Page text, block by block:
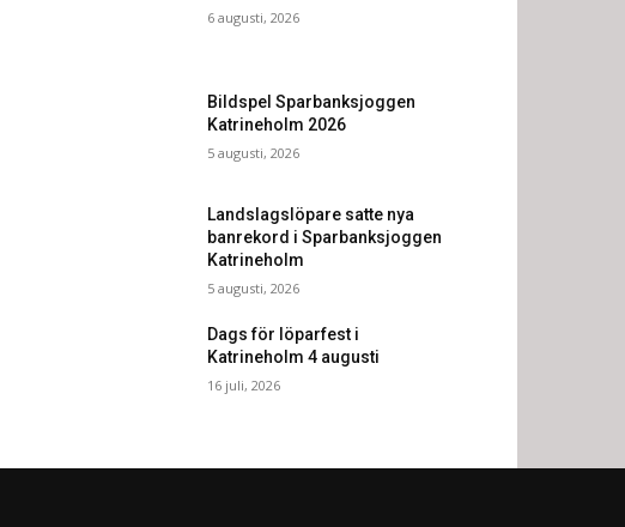
6 augusti, 2026
Bildspel Sparbanksjoggen
Katrineholm 2026
5 augusti, 2026
Landslagslöpare satte nya
banrekord i Sparbanksjoggen
Katrineholm
5 augusti, 2026
Dags för löparfest i
Katrineholm 4 augusti
16 juli, 2026